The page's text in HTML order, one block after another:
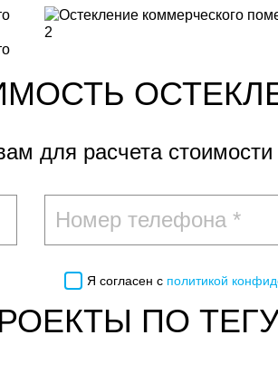
для расчета стоимости
Я согласен с политикой
ПО